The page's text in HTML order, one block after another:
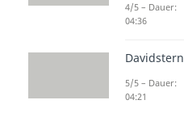
4/5 – Dauer:
04:36
Davidstern
5/5 – Dauer:
04:21